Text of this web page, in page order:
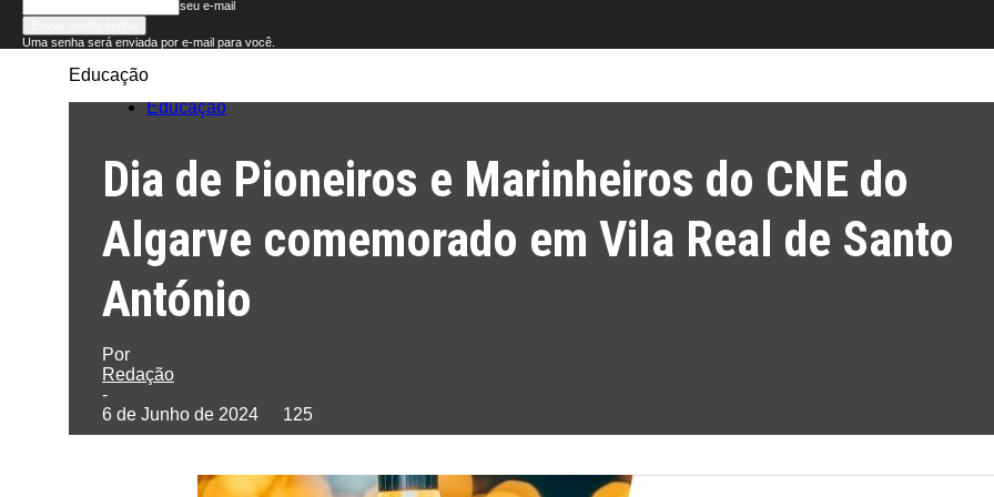
seu e-mail
Uma senha será enviada por e-mail para você.
Educação
Educação
Dia de Pioneiros e Marinheiros do CNE do
Algarve comemorado em Vila Real de Santo
António
Por
Redação
-
6 de Junho de 2024
125